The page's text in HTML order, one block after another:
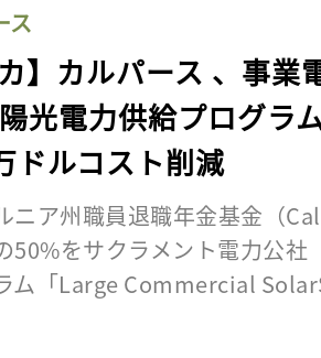
ス
カ】カルパース 、事業
光電力供給プログラ
ドルコスト削減
ニア州職員退職年金基金（
50%をサクラメント電力公社
ム「Large Commercial